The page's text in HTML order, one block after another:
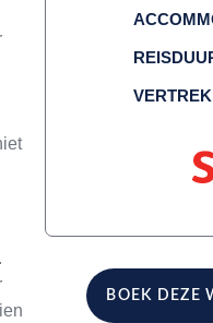
BOEK DEZE